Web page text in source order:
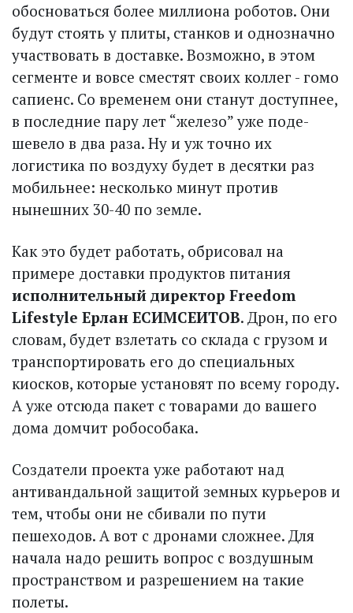
обосноваться более миллиона роботов. Они
будут стоять у плиты, станков и однозначно
участвовать в доставке. Возможно, в этом
сегменте и вовсе сместят своих коллег - гомо
сапиенс. Со временем они станут доступнее,
в последние пару лет “железо” уже поде­
шевело в два раза. Ну и уж точно их
логистика по воздуху будет в десятки раз
мобильнее: несколько минут против
нынешних 30-40 по земле.
Как это будет работать, обрисовал на
примере доставки продуктов питания
исполнительный директор Freedom
Lifestyle Ерлан ЕСИМСЕИТОВ. Дрон, по его
словам, будет взлетать со склада с грузом и
транспортировать его до специальных
киосков, которые установят по всему городу.
А уже отсюда пакет с товарами до вашего
дома домчит робособака.
Создатели проекта уже работают над
антивандальной защитой земных курьеров и
тем, чтобы они не сбивали по пути
пешеходов. А вот с дронами сложнее. Для
начала надо решить вопрос с воздушным
пространством и разрешением на такие
полеты.